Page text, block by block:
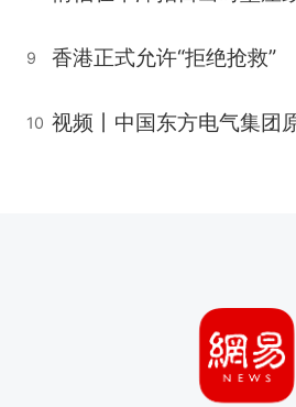
9 香港正式允许“拒绝抢救”
10